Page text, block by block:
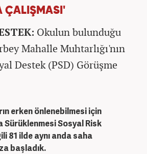
ÇALIŞMASI'
Okulun bulunduğu
Mahalle Muhtarlığı'nın
Destek (PSD) Görüşme
erken önlenebilmesi için
Sürüklenmesi Sosyal Risk
81 ilde aynı anda saha
başladık.